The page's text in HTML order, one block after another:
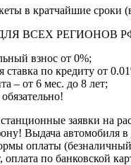
в кратчайшие сроки
ВСЕХ РЕГИОНОВ
взнос от 0%;
ставка по кредиту от
– от 6 мес. до 8 лет;
заявки на
Выдача автомобиля
оплаты (безналичный
по банковской